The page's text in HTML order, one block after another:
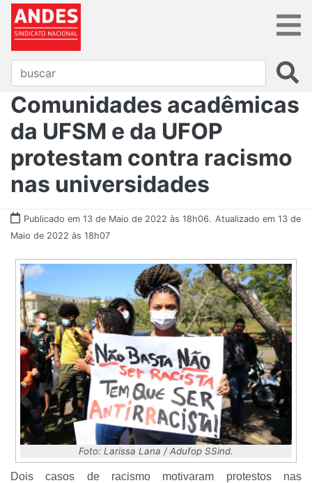
Comunidades acadêmicas
da UFSM e da UFOP
protestam contra racismo
nas universidades
Publicado em 13 de Maio de 2022 às 18h06. Atualizado em 13 de
Maio de 2022 às 18h07
Foto: Larissa Lana / Adufop SSind.
Dois casos de racismo motivaram protestos nas